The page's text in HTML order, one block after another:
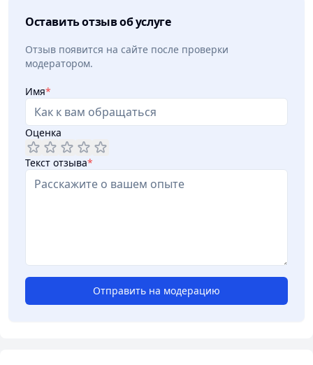
Оставить отзыв об услуге
Отзыв появится на сайте после проверки
модератором.
Имя*
Оценка
Текст отзыва*
Отправить на модерацию